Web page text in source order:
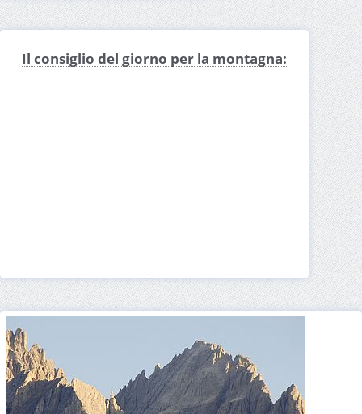
Il consiglio del giorno per la montagna: